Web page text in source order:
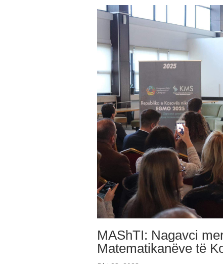
MAShTI: Nagavci
Matematikanëve të